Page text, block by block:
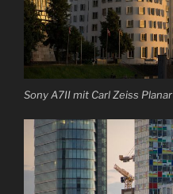
Sony A7II mit Carl Zeiss